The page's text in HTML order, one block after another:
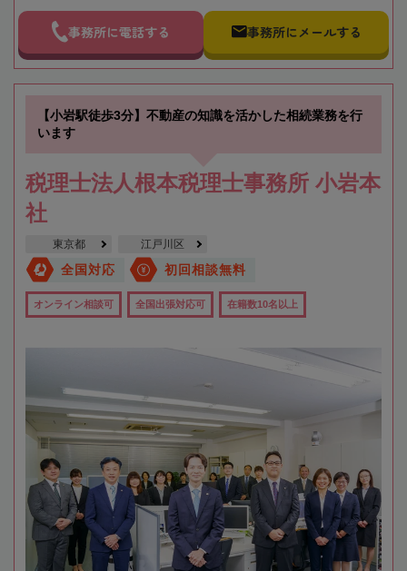
事務所に電話する 事務所にメールする
【小岩駅徒歩3分】不動産の知識を活かした相続業務を行
います
税理士法人根本税理士事務所 小岩本
社
東京都 江戸川区
全国対応 初回相談無料
オンライン相談可 全国出張対応可 在籍数10名以上